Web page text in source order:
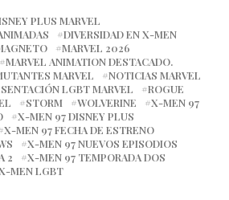
PLUS MARVEL
DIVERSIDAD EN X-MEN
MARVEL 2026
MARVEL ANIMATION DESTACADO.
MARVEL
NOTICIAS MARVEL
LGBT MARVEL
ROGUE
STORM WOLVERINE
X-MEN 97
X-MEN 97 DISNEY PLUS
X-MEN 97 FECHA DE ESTRENO
X-MEN 97 NUEVOS EPISODIOS
2
X-MEN 97 TEMPORADA DOS
MEN LGBT